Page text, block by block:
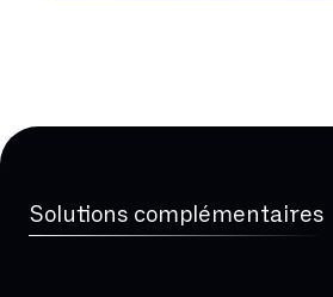
Solutions complémentaires